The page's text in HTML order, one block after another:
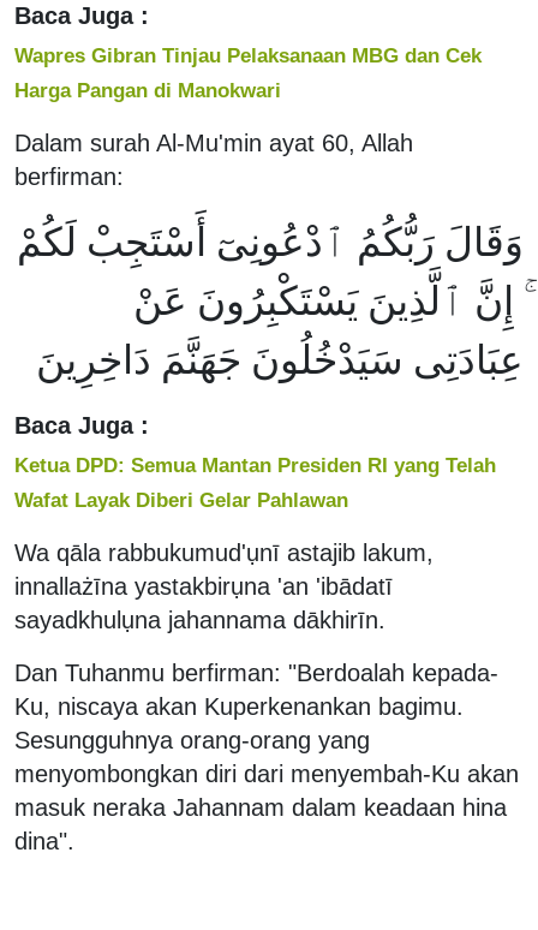
Baca Juga :
Wapres Gibran Tinjau Pelaksanaan MBG dan Cek
Harga Pangan di Manokwari
Dalam surah Al-Mu'min ayat 60, Allah
berfirman:
وَقَالَ رَبُّكُمُ ٱدْعُونِىٓ أَسْتَجِبْ لَكُمْ
ۚ إِنَّ ٱلَّذِينَ يَسْتَكْبِرُونَ عَنْ
عِبَادَتِى سَيَدْخُلُونَ جَهَنَّمَ دَاخِرِينَ
Baca Juga :
Ketua DPD: Semua Mantan Presiden RI yang Telah
Wafat Layak Diberi Gelar Pahlawan
Wa qāla rabbukumud'ụnī astajib lakum,
innallażīna yastakbirụna 'an 'ibādatī
sayadkhulụna jahannama dākhirīn.
Dan Tuhanmu berfirman: "Berdoalah kepada-
Ku, niscaya akan Kuperkenankan bagimu.
Sesungguhnya orang-orang yang
menyombongkan diri dari menyembah-Ku akan
masuk neraka Jahannam dalam keadaan hina
dina".